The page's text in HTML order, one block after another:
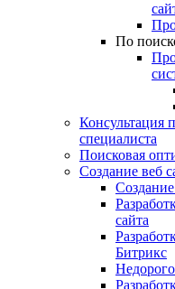
По
Консультация
специалиста
Поисковая
Создание веб
сайта
Битрикс